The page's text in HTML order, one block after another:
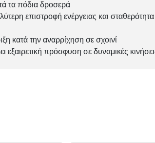
τα πόδια δροσερά
επιστροφή ενέργειας και
κατά την αναρρίχηση σε σχοινί
πρόσφυση σε δυναμικές